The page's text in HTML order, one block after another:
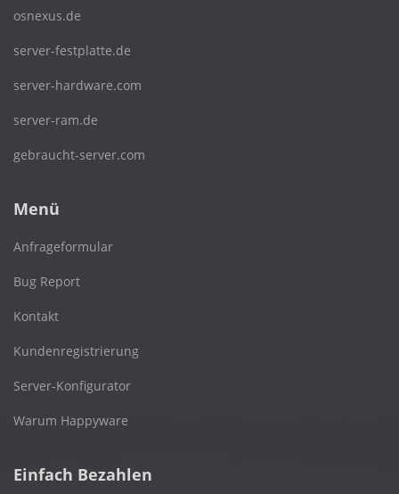
osnexus.de
server-festplatte.de
server-hardware.com
server-ram.de
gebraucht-server.com
Menü
Anfrageformular
Bug Report
Kontakt
Kundenregistrierung
Server-Konfigurator
Warum Happyware
Einfach Bezahlen